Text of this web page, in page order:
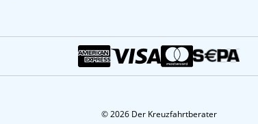
© 2026 Der Kreuzfahrtberater